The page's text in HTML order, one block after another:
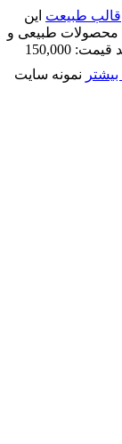
قالب طبیعت این
محصولات طبیعی و
قیمت: 150,000
نمونه سایت